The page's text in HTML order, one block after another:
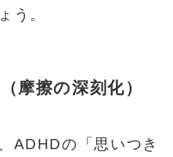
う。
摩擦の深刻化）
ADHDの「思いつき